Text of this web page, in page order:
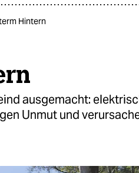
Hintern
ausgemacht:
Unmut und